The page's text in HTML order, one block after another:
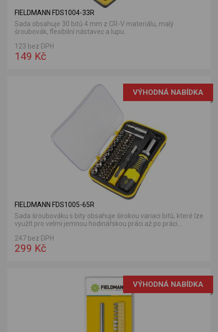
FIELDMANN FDS1004-33R
Sada obsahuje 30 bitů 4 mm z CR-V materiálu, malý
šroubovák, flexibilní nástavec a lupu.
123 bez DPH
149 Kč
VÝHODNÁ NABÍDKA
FIELDMANN FDS1005-65R
Sada šroubováku s bity obsahuje širokou variaci bitů, které lze
využít pro velmi jemnou hodinářskou práci až po práci...
247 bez DPH
299 Kč
VÝHODNÁ NABÍDKA